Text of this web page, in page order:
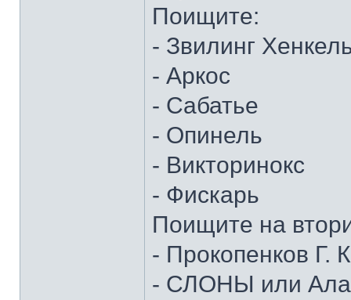
Поищите:
- Звилинг
- Аркос
- Сабатье
- Опинель
- Викторинокс
- Фискарь
Поищите на
- Прокопенков Г.
- СЛОНЫ или